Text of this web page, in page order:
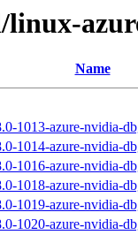
linux-
Name
1013-azure-nvidia-
1014-azure-nvidia-
1016-azure-nvidia-
1018-azure-nvidia-
1019-azure-nvidia-
1020-azure-nvidia-